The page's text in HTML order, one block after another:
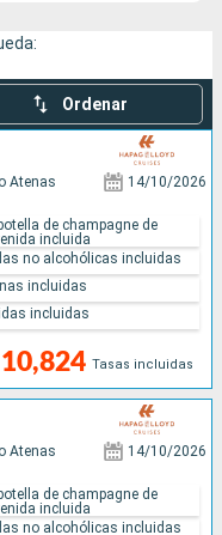
Ordenar
Atenas 14/10/2026
Tasas incluidas
de champagne de
incluida
no alcohólicas incluidas
incluidas
incluidas
Atenas 14/10/2026
de champagne de
incluida
no alcohólicas incluidas